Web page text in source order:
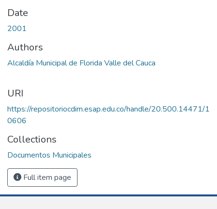
Date
2001
Authors
Alcaldía Municipal de Florida Valle del Cauca
URI
https://repositoriocdim.esap.edu.co/handle/20.500.14471/1
0606
Collections
Documentos Municipales
Full item page